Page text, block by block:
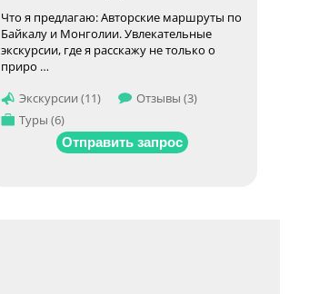
Что я предлагаю: Авторские маршруты по
Байкалу и Монголии. Увлекательные
экскурсии, где я расскажу не только о
приро …
Экскурсии (11)
Отзывы (3)
Туры (6)
Отправить запрос